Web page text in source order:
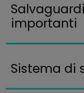
importanti
Sistema di